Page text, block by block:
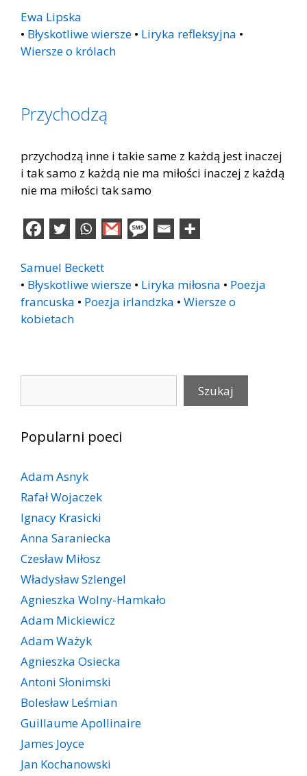
Ewa Lipska
• Błyskotliwe wiersze • Liryka refleksyjna •
Wiersze o królach
Przychodzą
przychodzą inne i takie same z każdą jest inaczej
i tak samo z każdą nie ma miłości inaczej z każdą
nie ma miłości tak samo
Samuel Beckett
• Błyskotliwe wiersze • Liryka miłosna • Poezja
francuska • Poezja irlandzka • Wiersze o
kobietach
Szukaj
Popularni poeci
Adam Asnyk
Rafał Wojaczek
Ignacy Krasicki
Anna Saraniecka
Czesław Miłosz
Władysław Szlengel
Agnieszka Wolny-Hamkało
Adam Mickiewicz
Adam Ważyk
Agnieszka Osiecka
Antoni Słonimski
Bolesław Leśmian
Guillaume Apollinaire
James Joyce
Jan Kochanowski